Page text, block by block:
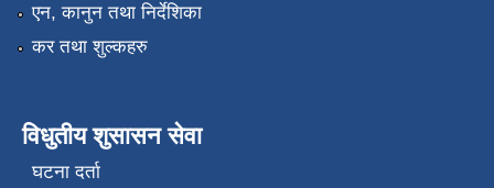
एन, कानुन तथा निर्देशिका
कर तथा शुल्कहरु
विधुतीय शुसासन सेवा
घटना दर्ता